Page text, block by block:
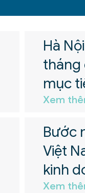
Hà
tháng
mục
Xem
Bước
Việt
kinh
Xem